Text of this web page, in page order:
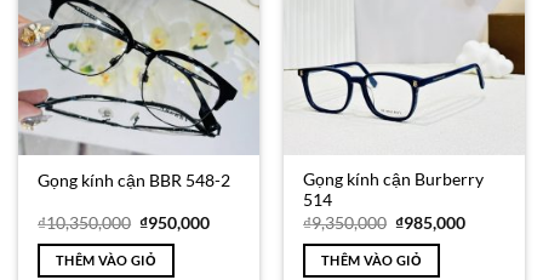
Gọng kính cận BBR 548-2
₫10,350,000 Giá
là:
₫10,350,000.
₫950,000Giá
THÊM VÀO GIỎ
Gọng kính cận Burberry
514
₫9,350,000 Giá
là:
₫9,350,000.
₫985,000Giá
THÊM VÀO GIỎ